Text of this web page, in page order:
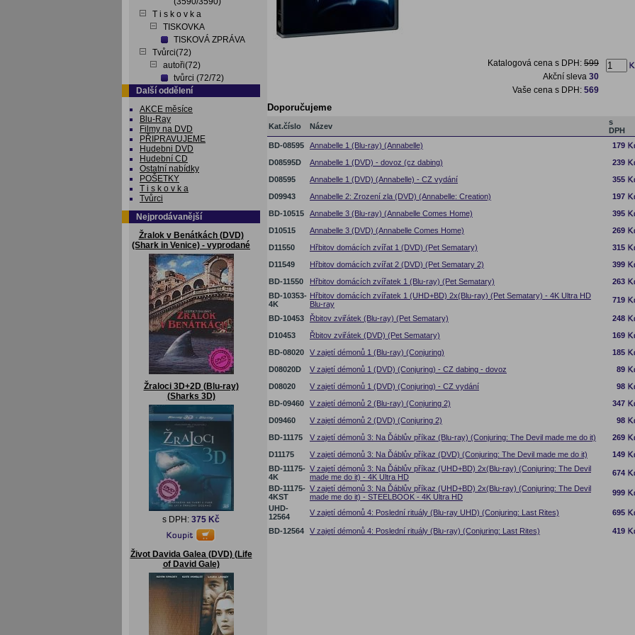
T i s k o v k a
TISKOVKA
TISKOVÁ ZPRÁVA
Tvůrci(72)
autoři(72)
tvůrci (72/72)
Další oddělení
AKCE měsíce
Blu-Ray
Filmy na DVD
PŘIPRAVUJEME
Hudebni DVD
Hudební CD
Ostatní nabídky
POŠETKY
T i s k o v k a
Tvůrci
Nejprodávanější
Žralok v Benátkách (DVD)
(Shark in Venice) - vyprodané
Žraloci 3D+2D (Blu-ray)
(Sharks 3D)
s DPH: 375 Kč
Život Davida Galea (DVD) (Life
of David Gale)
Katalogová cena s DPH: 599
Akční sleva 30
Vaše cena s DPH: 569
Doporučujeme
Kat.číslo Název
s
DPH
BD-08595
Annabelle 1 (Blu-ray) (Annabelle)
179
D08595D
Annabelle 1 (DVD) - dovoz (cz dabing)
239
D08595
Annabelle 1 (DVD) (Annabelle) - CZ vydání
355
D09943
Annabelle 2: Zrození zla (DVD) (Annabelle: Creation)
197
BD-10515
Annabelle 3 (Blu-ray) (Annabelle Comes Home)
395
D10515
Annabelle 3 (DVD) (Annabelle Comes Home)
269
D11550
Hřbitov domácích zvířat 1 (DVD) (Pet Sematary)
315
D11549
Hřbitov domácích zvířat 2 (DVD) (Pet Sematary 2)
399
BD-11550
Hřbitov domácích zvířatek 1 (Blu-ray) (Pet Sematary)
263
BD-10353-
4K
Hřbitov domácích zvířatek 1 (UHD+BD) 2x(Blu-ray) (Pet Sematary) - 4K Ultra HD
Blu-ray
719
BD-10453 Řbitov zviřátek (Blu-ray) (Pet Sematary)
248
D10453
Řbitov zviřátek (DVD) (Pet Sematary)
169
BD-08020
V zajetí démonů 1 (Blu-ray) (Conjuring)
185
D08020D
V zajetí démonů 1 (DVD) (Conjuring) - CZ dabing - dovoz
89
D08020
V zajetí démonů 1 (DVD) (Conjuring) - CZ vydání
98
BD-09460
V zajetí démonů 2 (Blu-ray) (Conjuring 2)
347
D09460
V zajetí démonů 2 (DVD) (Conjuring 2)
98
BD-11175
V zajetí démonů 3: Na Ďáblův příkaz (Blu-ray) (Conjuring: The Devil made me do it)
269
D11175
V zajetí démonů 3: Na Ďáblův příkaz (DVD) (Conjuring: The Devil made me do it)
149
BD-11175-
4K
V zajetí démonů 3: Na Ďáblův příkaz (UHD+BD) 2x(Blu-ray) (Conjuring: The Devil
made me do it) - 4K Ultra HD
674
BD-11175-
4KST
V zajetí démonů 3: Na Ďáblův příkaz (UHD+BD) 2x(Blu-ray) (Conjuring: The Devil
made me do it) - STEELBOOK - 4K Ultra HD
999
UHD-
12564
V zajetí démonů 4: Poslední rituály (Blu-ray UHD) (Conjuring: Last Rites) 695
BD-12564 V zajetí démonů 4: Poslední rituály (Blu-ray) (Conjuring: Last Rites) 419